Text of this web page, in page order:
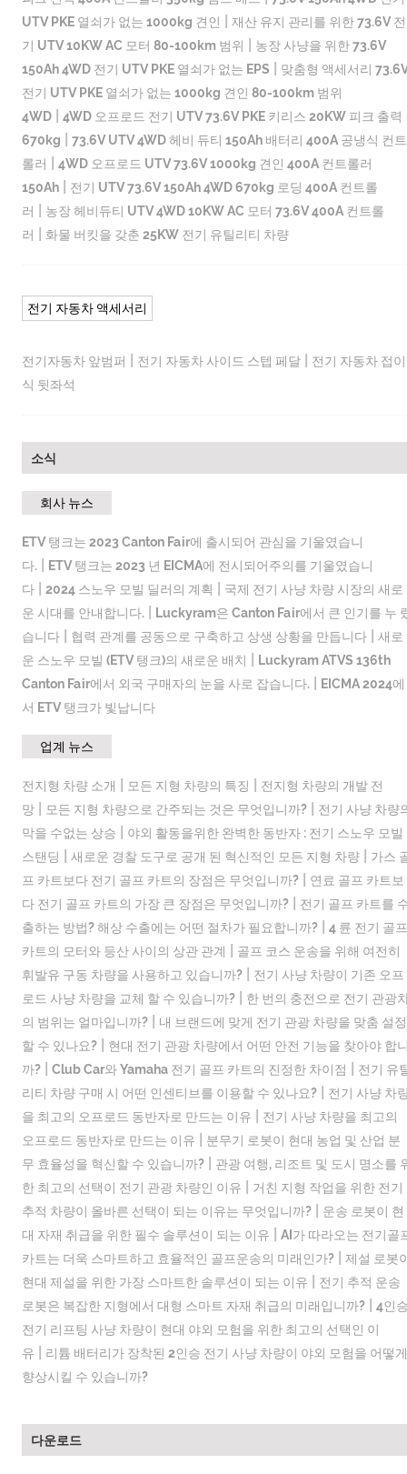
UTV PKE 열쇠가 없는 1000kg 견인
재산 유지 관리를 위한 73.6V 전
기 UTV 10KW AC 모터 80-100km 범위
농장 사냥을 위한 73.6V
150Ah 4WD 전기 UTV PKE 열쇠가 없는 EPS
맞춤형 액세서리
전기 UTV PKE 열쇠가 없는 1000kg 견인 80-100km 범위
4WD| 4WD 오프로드 전기 UTV 73.6V PKE 키리스 20KW 피크 출력
670kg
73.6V UTV 4WD 헤비 듀티 150Ah 배터리 400A 공냉식 컨트
롤러
4WD 오프로드 UTV 73.6V 1000kg 견인 400A 컨트롤러
150Ah|
전기 UTV 73.6V 150Ah 4WD 670kg 로딩 400A 컨트롤
러
농장 헤비듀티 UTV 4WD 10KW AC 모터 73.6V 400A 컨트롤
러
화물 버킷을 갖춘 25KW 전기 유틸리티 차량
전기 자동차 액세서리
전기자동차 앞범퍼 전기 자동차 사이드 스텝 페달|
전기 자동차 접이
식 뒷좌석
소식
회사 뉴스
ETV 탱크는 2023 Canton Fair에 출시되어 관심을 기울였습니
다.|
ETV 탱크는 2023 년 EICMA에 전시되어주의를 기울였습니
다| 2024 스노우 모빌 딜러의 계획
국제 전기 사냥 차량 시장의 새로
운 시대를 안내합니다.|
Luckyram은 Canton Fair에서 큰 인기를 누
습니다| 협력 관계를 공동으로 구축하고 상생 상황을 만듭니다| 새로
운 스노우 모빌 (ETV 탱크)의 새로운 배치
Luckyram ATVS 136th
Canton Fair에서 외국 구매자의 눈을 사로 잡습니다.|
EICMA 2024에
서 ETV 탱크가 빛납니다
업계 뉴스
전지형 차량 소개 모든 지형 차량의 특징
전지형 차량의 개발 전
망| 모든 지형 차량으로 간주되는 것은 무엇입니까?|
전기 사냥 차량
막을 수없는 상승
야외 활동을위한 완벽한 동반자 : 전기 스노우 모빌
스탠딩
새로운 경찰 도구로 공개 된 혁신적인 모든 지형 차량|
가스
프 카트보다 전기 골프 카트의 장점은 무엇입니까?|
연료 골프 카트보
다 전기 골프 카트의 가장 큰 장점은 무엇입니까?|
전기 골프 카트를
출하는 방법? 해상 수출에는 어떤 절차가 필요합니까?| 4 륜 전기 골프
카트의 모터와 등산 사이의 상관 관계
골프 코스 운송을 위해 여전히
휘발유 구동 차량을 사용하고 있습니까?|
전기 사냥 차량이 기존 오프
로드 사냥 차량을 교체 할 수 있습니까?|
한 번의 충전으로 전기 관광
의 범위는 얼마입니까?|
내 브랜드에 맞게 전기 관광 차량을 맞춤 설정
할 수 있나요?|
현대 전기 관광 차량에서 어떤 안전 기능을 찾아야 합
까?| Club Car와 Yamaha 전기 골프 카트의 진정한 차이점
전기 유
리티 차량 구매 시 어떤 인센티브를 이용할 수 있나요?|
전기 사냥 차
을 최고의 오프로드 동반자로 만드는 이유
전기 사냥 차량을 최고의
오프로드 동반자로 만드는 이유
분무기 로봇이 현대 농업 및 산업 분
무 효율성을 혁신할 수 있습니까?|
관광 여행, 리조트 및 도시 명소를
한 최고의 선택이 전기 관광 차량인 이유
거친 지형 작업을 위한 전기
추적 차량이 올바른 선택이 되는 이유는 무엇입니까?|
운송 로봇이 현
대 자재 취급을 위한 필수 솔루션이 되는 이유
AI가 따라오는 전기골
카트는 더욱 스마트하고 효율적인 골프운송의 미래인가?| 제설 로봇
현대 제설을 위한 가장 스마트한 솔루션이 되는 이유
전기 추적 운송
로봇은 복잡한 지형에서 대형 스마트 자재 취급의 미래입니까?| 4인
전기 리프팅 사냥 차량이 현대 야외 모험을 위한 최고의 선택인 이
유
리튬 배터리가 장착된 2인승 전기 사냥 차량이 야외 모험을 어떻게
향상시킬 수 있습니까?
다운로드